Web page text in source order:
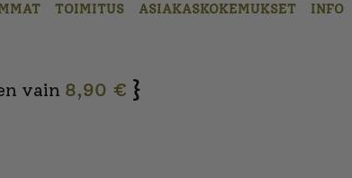
TOIMITUS ASIAKASKOKEMUKSET INFO
vain 8,90 € }